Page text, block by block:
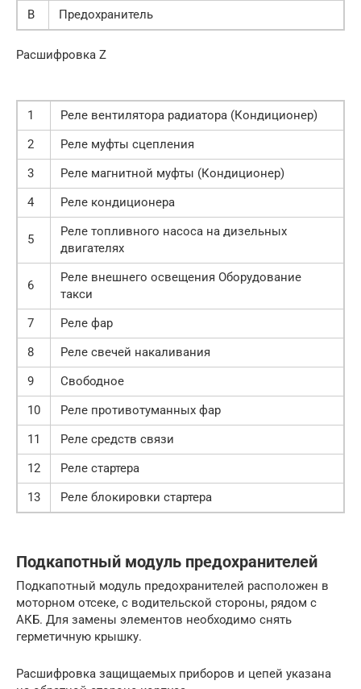
B
Предохранитель
Расшифровка Z
1
Реле вентилятора радиатора (Кондиционер)
2
Реле муфты сцепления
3
Реле магнитной муфты (Кондиционер)
4
Реле кондиционера
5
Реле топливного насоса на дизельных
двигателях
6
Реле внешнего освещения Оборудование
такси
7
Реле фар
8
Реле свечей накаливания
9
Свободное
10
Реле противотуманных фар
11
Реле средств связи
12
Реле стартера
13
Реле блокировки стартера
Подкапотный модуль предохранителей
Подкапотный модуль предохранителей расположен в
моторном отсеке, с водительской стороны, рядом с
АКБ. Для замены элементов необходимо снять
герметичную крышку.
Расшифровка защищаемых приборов и цепей указана